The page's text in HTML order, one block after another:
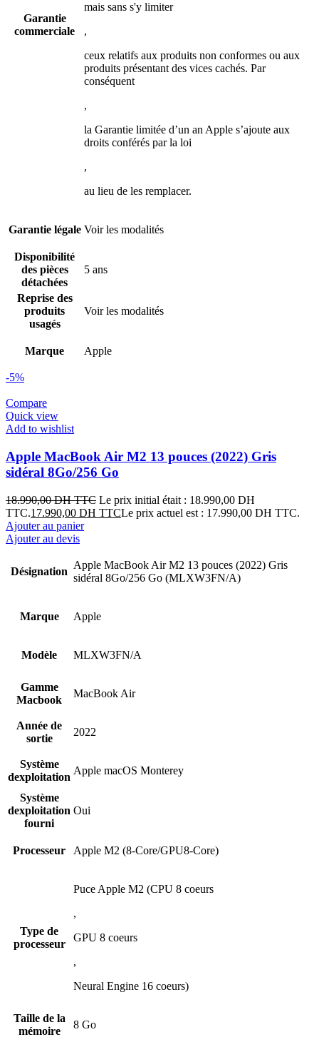
Garantie
commerciale
mais sans s'y limiter
,
ceux relatifs aux produits non conformes ou aux
produits présentant des vices cachés. Par
conséquent
,
la Garantie limitée d’un an Apple s’ajoute aux
droits conférés par la loi
,
au lieu de les remplacer.
Garantie légale Voir les modalités
Disponibilité
des pièces
détachées
5 ans
Reprise des
produits
usagés
Voir les modalités
Marque Apple
-5%
Compare
Quick view
Add to wishlist
Apple MacBook Air M2 13 pouces (2022) Gris
sidéral 8Go/256 Go
18.990,00DH TTC Le prix initial était : 18.990,00 DH
TTC.17.990,00 DH TTCLe prix actuel est : 17.990,00 DH TTC.
Ajouter au panier
Ajouter au devis
Désignation
Apple MacBook Air M2 13 pouces (2022) Gris
sidéral 8Go/256 Go (MLXW3FN/A)
Marque Apple
Modèle MLXW3FN/A
Gamme
Macbook
MacBook Air
Année de
sortie
2022
Système
dexploitation
Apple macOS Monterey
Système
dexploitation
fourni
Oui
Processeur Apple M2 (8-Core/GPU8-Core)
Type de
processeur
Puce Apple M2 (CPU 8 coeurs
,
GPU 8 coeurs
,
Neural Engine 16 coeurs)
Taille de la
mémoire
8 Go